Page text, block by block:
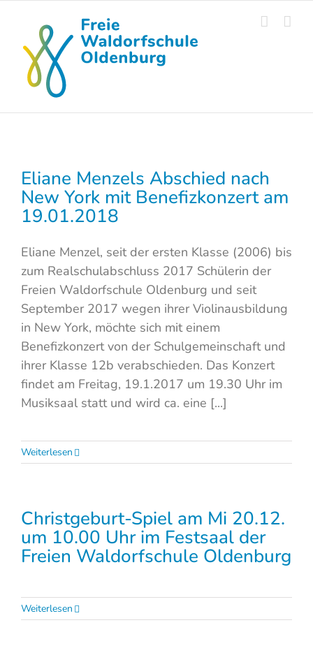
content
Eliane Menzels Abschied nach
New York mit Benefizkonzert am
19.01.2018
Eliane Menzel, seit der ersten Klasse (2006) bis
zum Realschulabschluss 2017 Schülerin der
Freien Waldorfschule Oldenburg und seit
September 2017 wegen ihrer Violinausbildung
in New York, möchte sich mit einem
Benefizkonzert von der Schulgemeinschaft und
ihrer Klasse 12b verabschieden. Das Konzert
findet am Freitag, 19.1.2017 um 19.30 Uhr im
Musiksaal statt und wird ca. eine [...]
Weiterlesen
Christgeburt-Spiel am Mi 20.12.
um 10.00 Uhr im Festsaal der
Freien Waldorfschule Oldenburg
Weiterlesen